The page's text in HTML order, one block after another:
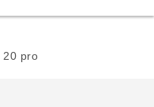
20 pro‎